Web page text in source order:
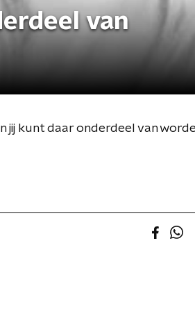
van
jij kunt daar onderdeel van